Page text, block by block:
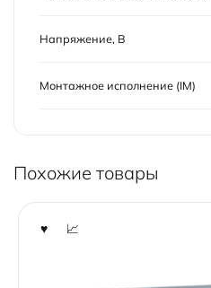
Напряжение, В
Монтажное исполнение (IM)
Похожие товары